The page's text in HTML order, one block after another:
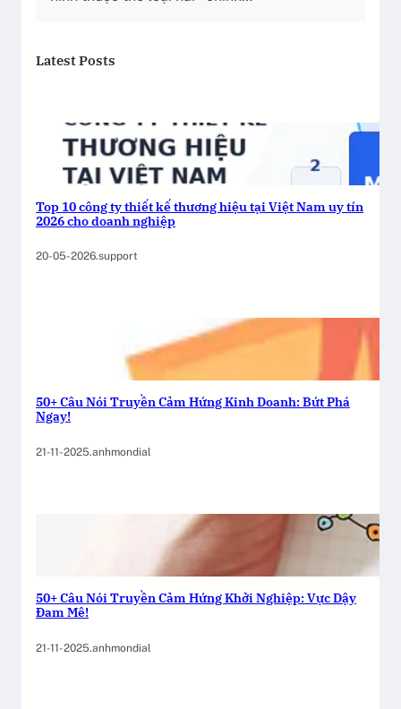
Latest Posts
Top 10 công ty thiết kế thương hiệu tại Việt Nam uy tín
2026 cho doanh nghiệp
20-05-2026.support
50+ Câu Nói Truyền Cảm Hứng Kinh Doanh: Bứt Phá
Ngay!
21-11-2025.anhmondial
50+ Câu Nói Truyền Cảm Hứng Khởi Nghiệp: Vực Dậy
Đam Mê!
21-11-2025.anhmondial